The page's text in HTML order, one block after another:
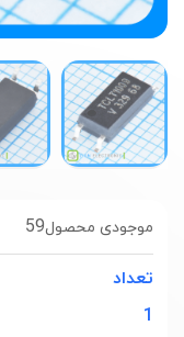
59موجودی محصول
تعداد
1